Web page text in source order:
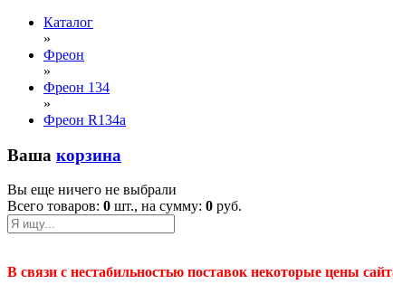
Каталог
»
Фреон
»
Фреон 134
»
Фреон R134a
Ваша корзина
Вы еще ничего не выбрали
Всего товаров: 0 шт., на сумму: 0 руб.
В связи с нестабильностью поставок некоторые цены